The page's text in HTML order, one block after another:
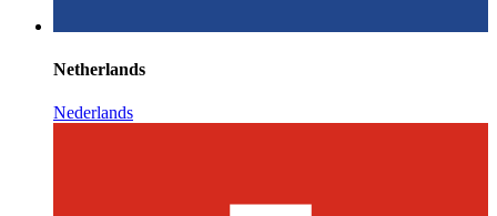
Netherlands
Nederlands